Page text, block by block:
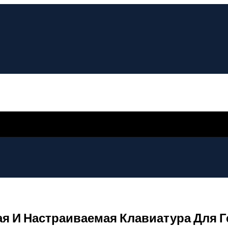
И Настраиваемая Клавиатура Для